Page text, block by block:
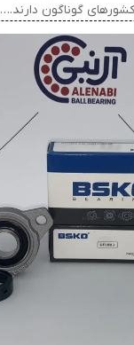
گوناگون دارند.…